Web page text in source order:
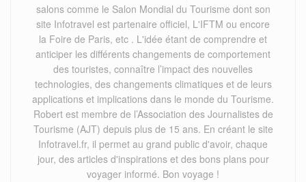
salons comme le Salon Mondial du Tourisme dont son
site Infotravel est partenaire officiel, L'IFTM ou encore
la Foire de Paris, etc . L'idée étant de comprendre et
anticiper les différents changements de comportement
des touristes, connaître l’impact des nouvelles
technologies, des changements climatiques et de leurs
applications et implications dans le monde du Tourisme.
Robert est membre de l’Association des Journalistes de
Tourisme (AJT) depuis plus de 15 ans. En créant le site
Infotravel.fr, il permet au grand public d'avoir, chaque
jour, des articles d'inspirations et des bons plans pour
voyager informé. Bon voyage !